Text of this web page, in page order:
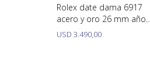
Rolex date dama 6917
acero y oro 26 mm año
1980
USD 3.490,00